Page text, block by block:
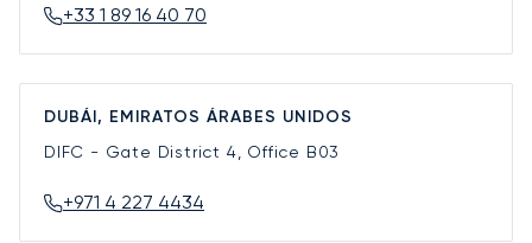
+33 1 89 16 40 70
DUBÁI, EMIRATOS ÁRABES UNIDOS
DIFC - Gate District 4, Office B03
+971 4 227 4434